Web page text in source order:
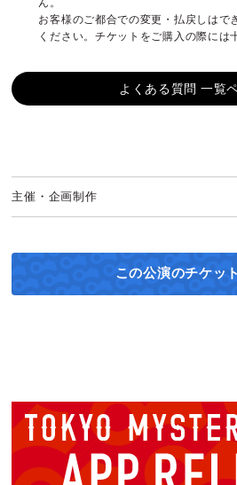
ん。
お客様のご都合での変更・払戻しはで
ください。チケットをご購入の際には
よくある質問 一覧
主催・企画制作
この公演のチケッ